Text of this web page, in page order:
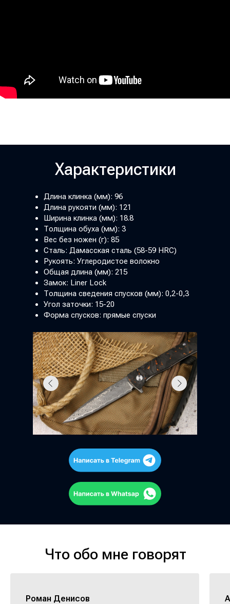
Характеристики
Длина клинка (мм): 96
Длина рукояти (мм): 121
Ширина клинка (мм): 18.8
Толщина обуха (мм): 3
Вес без ножен (г): 85
Сталь: Дамасская сталь (58-59 HRC)
Рукоять: Углеродистое волокно
Общая длина (мм): 215
Замок: Liner Lock
Толщина сведения спусков (мм): 0,2-0,3
Угол заточки: 15-20
Форма спусков: прямые спуски
Что обо мне говорят
Роман Денисов